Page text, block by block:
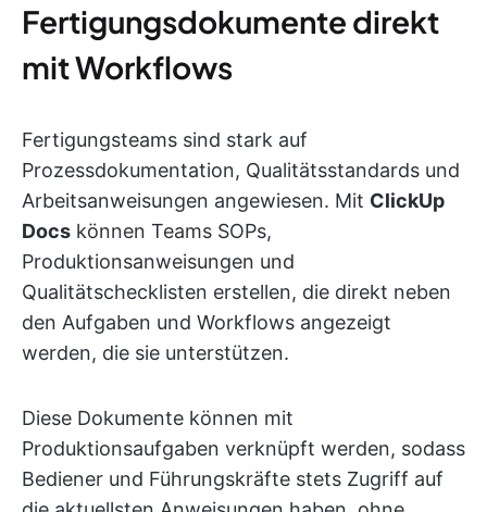
Fertigungsdokumente direkt
mit Workflows
Fertigungsteams sind stark auf
Prozessdokumentation, Qualitätsstandards und
Arbeitsanweisungen angewiesen. Mit ClickUp
Docs können Teams SOPs,
Produktionsanweisungen und
Qualitätschecklisten erstellen, die direkt neben
den Aufgaben und Workflows angezeigt
werden, die sie unterstützen.
Diese Dokumente können mit
Produktionsaufgaben verknüpft werden, sodass
Bediener und Führungskräfte stets Zugriff auf